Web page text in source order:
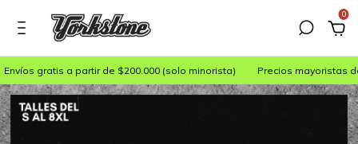
0
a partir de $200.000 (solo minorista) Precios mayoristas desde 30